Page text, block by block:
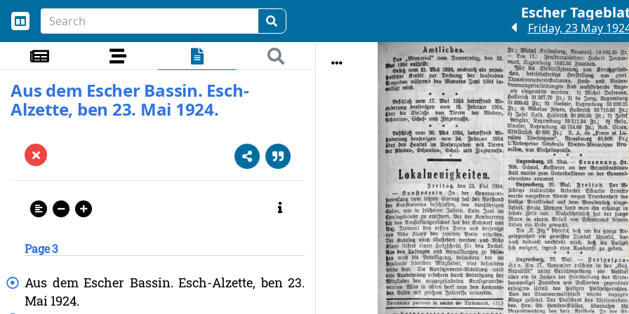
Escher
Friday, 23 May
Aus dem Escher Bassin. Esch-
Alzette, ben 23. Mai 1924.
Page 3
Aus dem Escher Bassin. Esch-Alzette,ben 23.
Mai 1924.